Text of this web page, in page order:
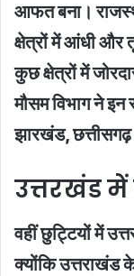
आफत बना।
क्षेत्रों में आंधी और
कुछ क्षेत्रों में
मौसम विभाग ने इन
झारखंड, छत्तीसगढ़
उत्तरखंड में
वहीं छुट्टियों में
क्योंकि उत्तराखंड